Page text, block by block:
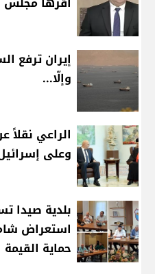
إيران ترفع
وإلّا...
الراعي نقلاً
وعلى
بلدية صيدا
استعراض
حماية القيمة